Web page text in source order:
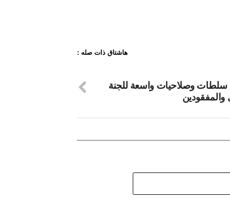
هاشتاق ذات صله :
وصلاحيات واسعة للجنة
والمفقودين